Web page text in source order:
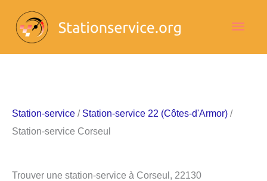
contenu
Station-service / Station-service 22 (Côtes-d'Armor) /
Station-service Corseul
Trouver une station-service à Corseul, 22130